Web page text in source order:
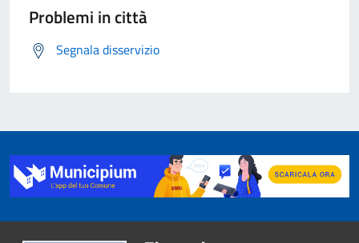
Problemi in città
Segnala disservizio